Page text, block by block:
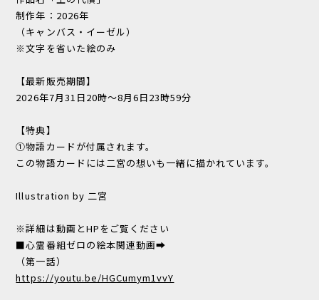
制作年：2026年
（キャンバス・イーゼル）
※文字を省いた絵のみ
【最新販売期間】
2026年7月31日20時～8月6日23時59分
【特典】
①物語カードが付属されます。
この物語カードには二宮の想いも一緒に描かれています。
Illustration by 二宮
※詳細は動画とHPをご覧ください
■心霊番組ゼロの絵本関連動画➡
（第一話）
https://youtu.be/HGCumym1vvY